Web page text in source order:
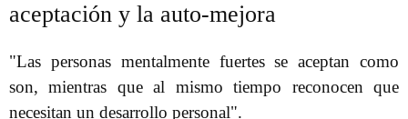
aceptación y la auto-mejora
"Las personas mentalmente fuertes se aceptan como
son, mientras que al mismo tiempo reconocen que
necesitan un desarrollo personal".